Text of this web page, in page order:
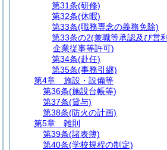
第31条(研修)
第32条(休暇)
第33条(職務専念の義務免除)
第33条の2(兼職等承認及び営利
企業従事等許可)
第34条(赴任)
第35条(事務引継)
第4章
施設・設備等
第36条(施設台帳等)
第37条(貸与)
第38条(防火の計画)
第5章
雑則
第39条(諸表簿)
第40条(学校規程の制定)